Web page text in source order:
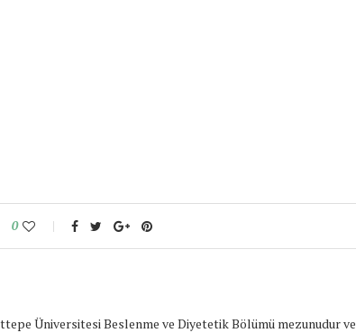
0
Üniversitesi Beslenme ve Diyetetik Bölümü mezunudur ve